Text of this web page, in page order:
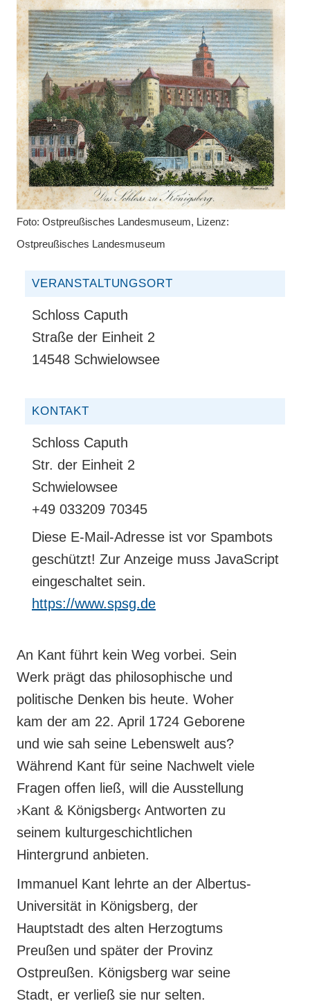
Foto: Ostpreußisches Landesmuseum, Lizenz:
Ostpreußisches Landesmuseum
VERANSTALTUNGSORT
Schloss Caputh
Straße der Einheit 2
14548 Schwielowsee
KONTAKT
Schloss Caputh
Str. der Einheit 2
Schwielowsee
+49 033209 70345
Diese E-Mail-Adresse ist vor Spambots
geschützt! Zur Anzeige muss JavaScript
eingeschaltet sein.
https://www.spsg.de
An Kant führt kein Weg vorbei. Sein
Werk prägt das philosophische und
politische Denken bis heute. Woher
kam der am 22. April 1724 Geborene
und wie sah seine Lebenswelt aus?
Während Kant für seine Nachwelt viele
Fragen offen ließ, will die Ausstellung
›Kant & Königsberg‹ Antworten zu
seinem kulturgeschichtlichen
Hintergrund anbieten.
Immanuel Kant lehrte an der Albertus-
Universität in Königsberg, der
Hauptstadt des alten Herzogtums
Preußen und später der Provinz
Ostpreußen. Königsberg war seine
Stadt, er verließ sie nur selten.